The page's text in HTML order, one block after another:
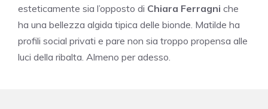
esteticamente sia l’opposto di Chiara Ferragni che
ha una bellezza algida tipica delle bionde. Matilde ha
profili social privati e pare non sia troppo propensa alle
luci della ribalta. Almeno per adesso.